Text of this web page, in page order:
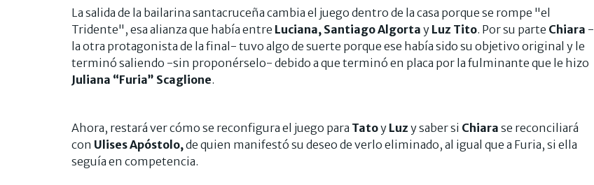
La salida de la bailarina santacruceña cambia el juego dentro de la casa porque se rompe "el
Tridente", esa alianza que había entre Luciana, Santiago Algorta y Luz Tito. Por su parte Chiara -
la otra protagonista de la final- tuvo algo de suerte porque ese había sido su objetivo original y le
terminó saliendo -sin proponérselo- debido a que terminó en placa por la fulminante que le hizo
Juliana “Furia” Scaglione.
Ahora, restará ver cómo se reconfigura el juego para Tatoy Luzy saber si Chiara se reconciliará
con Ulises Apóstolo,de quien manifestó su deseo de verlo eliminado, al igual que a Furia, si ella
seguía en competencia.